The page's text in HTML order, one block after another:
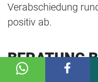
Verabschiedung
positiv ab.
BERATUNG